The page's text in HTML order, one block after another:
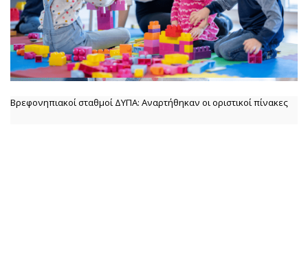
Βρεφονηπιακοί σταθμοί ΔΥΠΑ: Αναρτήθηκαν οι οριστικοί πίνακες